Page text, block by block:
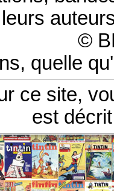
©
quelle
ce site,
est